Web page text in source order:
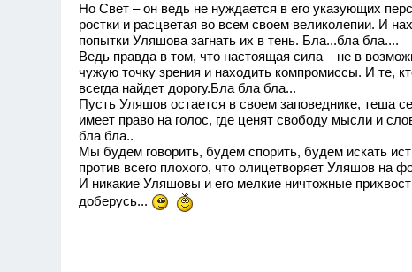
Но Свет – он ведь не нуждается в его указующих
ростки и расцветая во всем своем великолепии. И
попытки Уляшова загнать их в тень. Бла...бла бла....
Ведь правда в том, что настоящая сила – не в
чужую точку зрения и находить компромиссы. И те,
всегда найдет дорогу.Бла бла бла...
Пусть Уляшов остается в своем заповеднике, теша
имеет право на голос, где ценят свободу мысли и
бла бла..
Мы будем говорить, будем спорить, будем искать
против всего плохого, что олицетворяет Уляшов на
И никакие Уляшовы и его мелкие ничтожные
доберусь...